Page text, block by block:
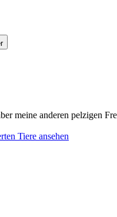
meine anderen pelzigen
Tiere ansehen